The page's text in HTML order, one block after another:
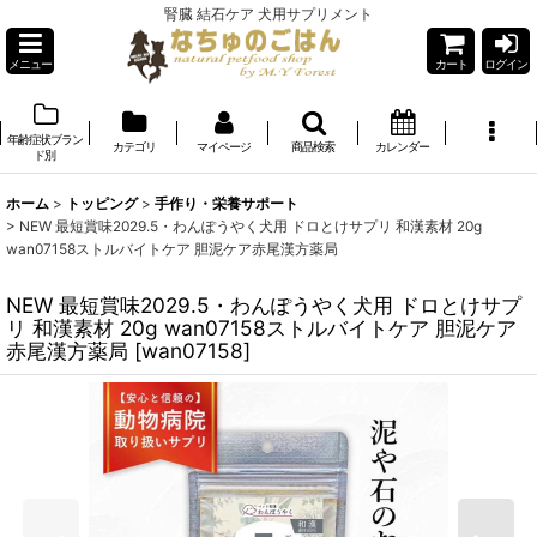
腎臓 結石ケア 犬用サプリメント
メニュー カート ログイン
年齢症状ブラン
ド別
カテゴリ マイページ 商品検索 カレンダー
ホーム > トッピング > 手作り・栄養サポート
> NEW 最短賞味2029.5・わんぽうやく犬用 ドロとけサプリ 和漢素材 20g
wan07158ストルバイトケア 胆泥ケア赤尾漢方薬局
NEW 最短賞味2029.5・わんぽうやく犬用 ドロとけサプ
リ 和漢素材 20g wan07158ストルバイトケア 胆泥ケア
赤尾漢方薬局 [wan07158]